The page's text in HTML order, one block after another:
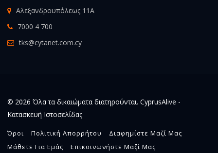
Αλεξανδρουπόλεως 11Α
7000 4 700
tks@cytanet.com.cy
© 2026 Όλα τα δικαιώματα διατηρούνται. CyprusAlive -
Κατασκευή Ιστοσελίδας
Όροι Πολιτική Απορρήτου
Διαφημίστε Μαζί Μας
Μάθετε Για Εμάς
Επικοινωνήστε Μαζί Μας